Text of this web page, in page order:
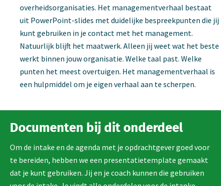
overheidsorganisaties. Het managementverhaal bestaat
uit PowerPoint-slides met duidelijke bespreekpunten die jij
kunt gebruiken in je contact met het management.
Natuurlijk blijft het maatwerk. Alleen jij weet wat het beste
werkt binnen jouw organisatie. Welke taal past. Welke
punten het meest overtuigen. Het managementverhaal is
een hulpmiddel om je eigen verhaal aan te scherpen.
Documenten bij dit onderdeel
Om de intake en de agenda met je opdrachtgever goed voor
te bereiden, hebben we een presentatietemplate gemaakt
dat je kunt gebruiken. Jij en je coach kunnen die gebruiken